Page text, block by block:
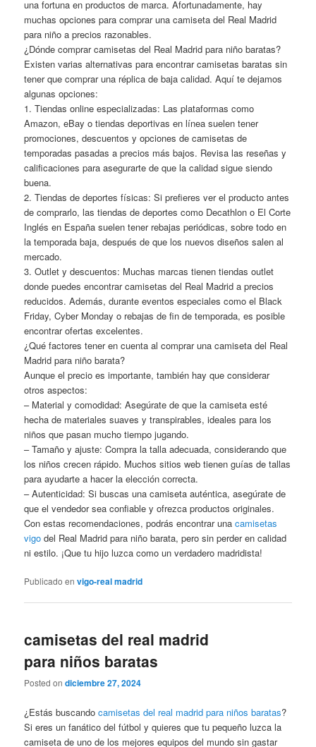
una fortuna en productos de marca. Afortunadamente, hay
muchas opciones para comprar una camiseta del Real Madrid
para niño a precios razonables.
¿Dónde comprar camisetas del Real Madrid para niño baratas?
Existen varias alternativas para encontrar camisetas baratas sin
tener que comprar una réplica de baja calidad. Aquí te dejamos
algunas opciones:
1. Tiendas online especializadas: Las plataformas como
Amazon, eBay o tiendas deportivas en línea suelen tener
promociones, descuentos y opciones de camisetas de
temporadas pasadas a precios más bajos. Revisa las reseñas y
calificaciones para asegurarte de que la calidad sigue siendo
buena.
2. Tiendas de deportes físicas: Si prefieres ver el producto antes
de comprarlo, las tiendas de deportes como Decathlon o El Corte
Inglés en España suelen tener rebajas periódicas, sobre todo en
la temporada baja, después de que los nuevos diseños salen al
mercado.
3. Outlet y descuentos: Muchas marcas tienen tiendas outlet
donde puedes encontrar camisetas del Real Madrid a precios
reducidos. Además, durante eventos especiales como el Black
Friday, Cyber Monday o rebajas de fin de temporada, es posible
encontrar ofertas excelentes.
¿Qué factores tener en cuenta al comprar una camiseta del Real
Madrid para niño barata?
Aunque el precio es importante, también hay que considerar
otros aspectos:
– Material y comodidad: Asegúrate de que la camiseta esté
hecha de materiales suaves y transpirables, ideales para los
niños que pasan mucho tiempo jugando.
– Tamaño y ajuste: Compra la talla adecuada, considerando que
los niños crecen rápido. Muchos sitios web tienen guías de tallas
para ayudarte a hacer la elección correcta.
– Autenticidad: Si buscas una camiseta auténtica, asegúrate de
que el vendedor sea confiable y ofrezca productos originales.
Con estas recomendaciones, podrás encontrar unacamisetas
vigo del Real Madrid para niño barata, pero sin perder en calidad
ni estilo. ¡Que tu hijo luzca como un verdadero madridista!
Publicado en vigo-real madrid
camisetas del real madrid
para niños baratas
Posted ondiciembre 27, 2024
¿Estás buscandocamisetas del real madrid para niños baratas?
Si eres un fanático del fútbol y quieres que tu pequeño luzca la
camiseta de uno de los mejores equipos del mundo sin gastar